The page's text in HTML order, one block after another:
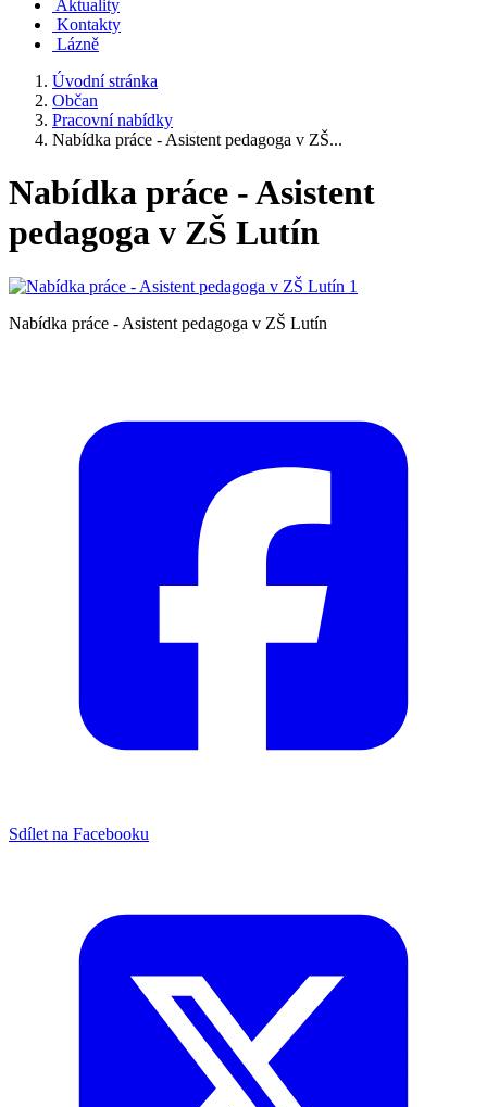
Aktuality
Kontakty
Lázně
Úvodní stránka
Občan
Pracovní nabídky
Nabídka práce - Asistent pedagoga v ZŠ...
Nabídka práce - Asistent
pedagoga v ZŠ Lutín
Nabídka práce - Asistent pedagoga v ZŠ Lutín
Sdílet na Facebooku